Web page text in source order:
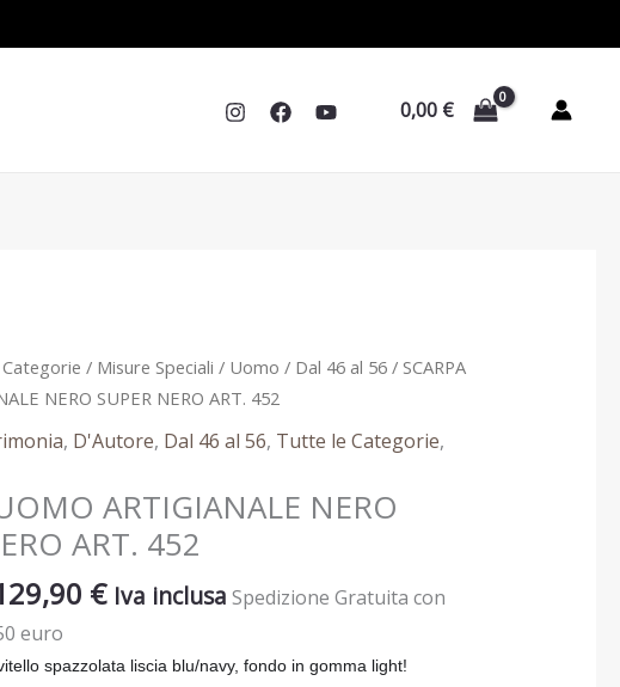
0,00 €
/ Misure Speciali / Uomo / Dal 46 al 56/ SCARPA
NERO SUPER NERO ART. 452
, D'Autore, Dal 46 al 56, Tutte le Categorie,
ARTIGIANALE NERO
ART. 452
€.
€
Il
prezzo
attuale
è:
129,90 €.
Iva inclusa Spedizione Gratuita con
euro
spazzolata liscia blu/navy, fondo in gomma light!